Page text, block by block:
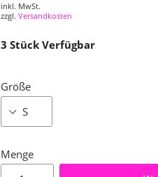
inkl. MwSt.
zzgl. Versandkosten
3 Stück Verfügbar
Größe
Menge